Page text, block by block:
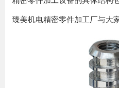
臻美机电精密零件加工厂与大